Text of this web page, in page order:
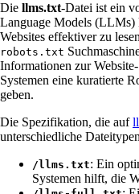
Die llms.txt-Datei ist ein
Language Models (LLMs)
Websites effektiver zu
robots.txt
Informationen zur
Systemen eine kuratierte
geben.
Die Spezifikation, die auf
unterschiedliche
/llms.txt: Ein
Systemen hilft, die